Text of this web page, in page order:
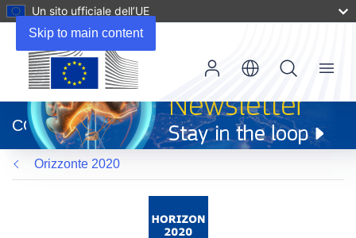
Skip to main content
Un sito ufficiale dell’UE
apre
in
una
nuova
finestra)
CORDIS
Menu
Orizzonte 2020